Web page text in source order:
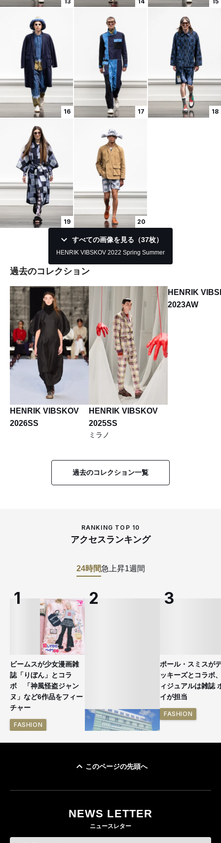
16 17 18
19 20
すべての画像を見る（37枚）
HENRIK VIBSKOV 2022 Spring Summer
過去のコレクション
HENRIK VIBSKOV
2026SS
HENRIK VIBSKOV
2025SS
ミラノ
HENRIK
2023AW
過去のコレクション一覧
RANKING TOP 10
アクセスランキング
24時間急上昇1週間
ビームスが少女漫画雑
誌「りぼん」とコラ
ボ 「神風怪盗ジャン
ヌ」など6作品をフィー
チャー
FASHION
FASHION
ポール・スミスが
ッキーズとコラボ
ィジュアルは雑誌
イが担当
FASHION
このページの先頭へ
NEWS LETTER
ニュースレター